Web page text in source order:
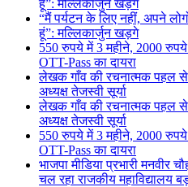
हूं”: मल्लिकार्जुन खड़गे
“मैं पर्यटन के लिए नहीं, अपने
हूं”: मल्लिकार्जुन खड़गे
550 रुपये में 3 महीने, 2000
OTT-Pass का दायरा
लेखक गाँव की रचनात्मक पहल से
अध्यक्ष तेजस्वी सूर्या
लेखक गाँव की रचनात्मक पहल से
अध्यक्ष तेजस्वी सूर्या
550 रुपये में 3 महीने, 2000
OTT-Pass का दायरा
भाजपा मीडिया प्रभारी मनवीर
चल रहा राजकीय महाविद्यालय